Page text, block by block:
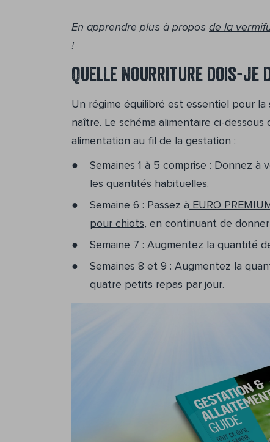
En apprendre plus à propos de la
!
Quelle nourriture dois-je
Un régime équilibré est essentiel pour
naître. Le schéma alimentaire ci-
alimentation au fil de la gestation :
Semaines 1 à 5 comprise : Donnez
les quantités habituelles.
Semaine 6 : Passez à EURO
pour chiots, en continuant de
Semaine 7 : Augmentez la quantité
Semaines 8 et 9 : Augmentez la
quatre petits repas par jour.